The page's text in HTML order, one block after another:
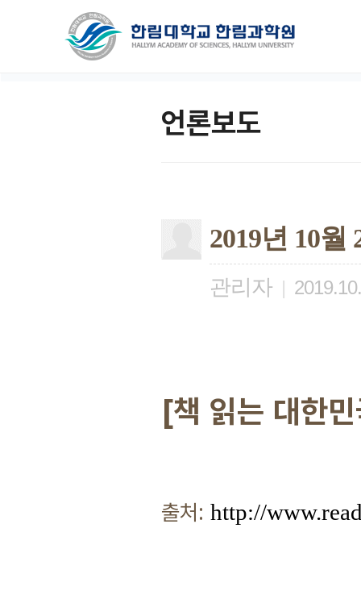
언론보도
2019년 10
관리자 |
[책 읽는 대한
출처: http://